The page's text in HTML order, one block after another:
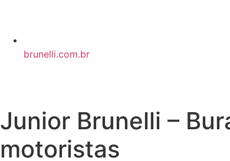
brunelli.com.br
Junior Brunelli –
motoristas